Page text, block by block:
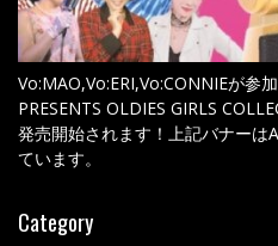
Vo:MAO,Vo:ERI,Vo:CONNIEが参
PRESENTS OLDIES GIRLS
発売開始されます！上記バナー
ています。
Category